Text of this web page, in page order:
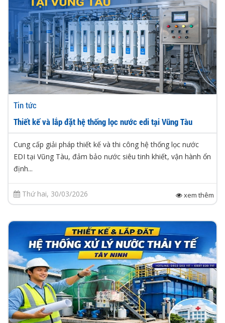
Tin tức
Thiết kế và lắp đặt hệ thống lọc nước edi tại Vũng Tàu
Cung cấp giải pháp thiết kế và thi công hệ thống lọc nước
EDI tại Vũng Tàu, đảm bảo nước siêu tinh khiết, vận hành ổn
định...
Thứ hai, 30/03/2026 xem thêm